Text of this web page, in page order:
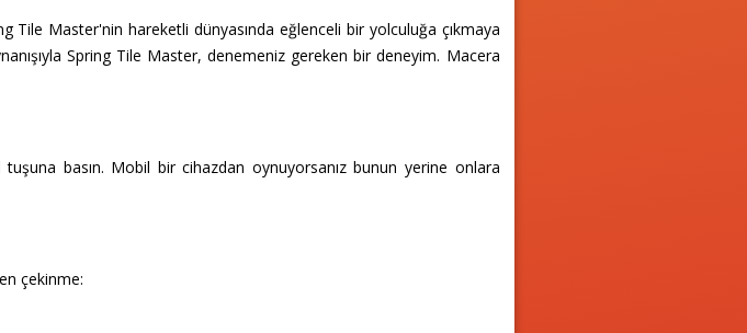
Tile Master'nin hareketli dünyasında eğlenceli bir yolculuğa çıkmaya
Spring Tile Master, denemeniz gereken bir deneyim. Macera
basın. Mobil bir cihazdan oynuyorsanız bunun yerine onlara
çekinme: